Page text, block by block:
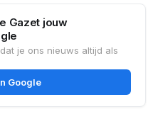
Gazet jouw
je ons nieuws altijd als
Google